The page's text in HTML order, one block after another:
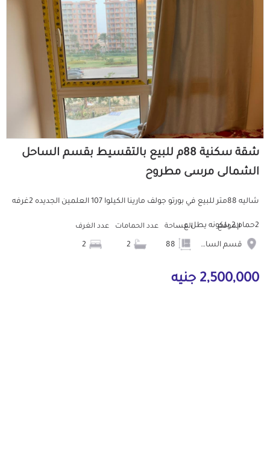
شقة سكنية 88م للبيع بالتقسيط بقسم الساحل
الشمالى مرسى مطروح
شاليه 88متر للبيع في بورتو جولف مارينا الكيلوا 107 العلمين الجديده 2غرفه
2حمام 2 بلكونه يطل ع... الموقع
قسم الساحل الشمالى
المساحة عدد الحمامات عدد الغرف
2,500,000 جنيه